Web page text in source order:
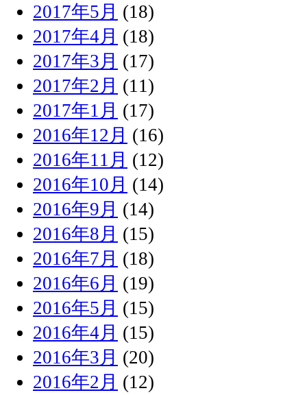
2017年5月 (18)
2017年4月 (18)
2017年3月 (17)
2017年2月 (11)
2017年1月 (17)
2016年12月 (16)
2016年11月 (12)
2016年10月 (14)
2016年9月 (14)
2016年8月 (15)
2016年7月 (18)
2016年6月 (19)
2016年5月 (15)
2016年4月 (15)
2016年3月 (20)
2016年2月 (12)